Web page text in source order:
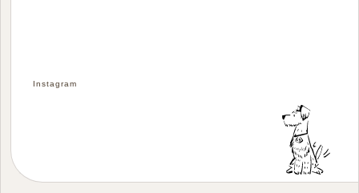
Instagram